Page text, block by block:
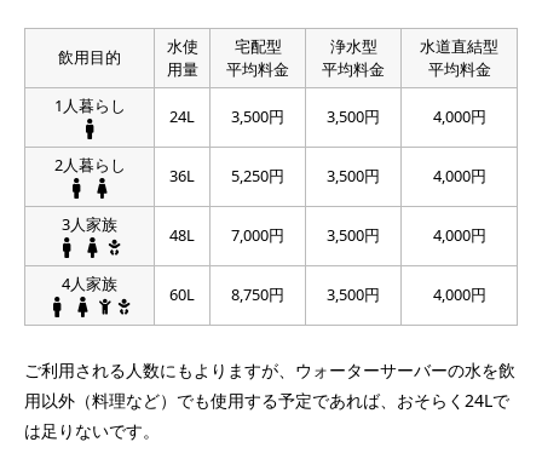
飲用目的
水使
用量
宅配型
平均料金
浄水型
平均料金
水道直結型
平均料金
1人暮らし
24L 3,500円 3,500円 4,000円
2人暮らし 36L 5,250円 3,500円 4,000円
3人家族 48L 7,000円 3,500円 4,000円
4人家族 60L 8,750円 3,500円 4,000円
ご利用される人数にもよりますが、ウォーターサーバーの水を飲
用以外（料理など）でも使用する予定であれば、おそらく24Lで
は足りないです。